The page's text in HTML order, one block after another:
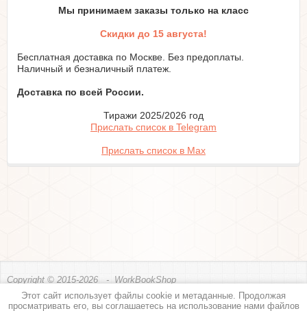
Мы принимаем заказы только на класc
Скидки до 15 августа!
Бесплатная доставка по Москве. Без предоплаты.
Наличный и безналичный платеж.
Доставка по всей России.
Тиражи 2025/2026 год
Прислать список в Telegram
Прислать список в Max
Copyright © 2015-2026 - WorkBookShop
Политика конфиденциальности
Этот сайт использует файлы cookie и метаданные. Продолжая
просматривать его, вы соглашаетесь на использование нами файлов